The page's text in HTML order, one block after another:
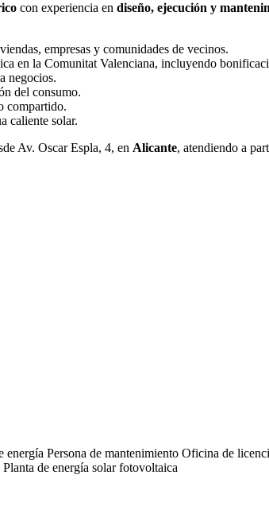
con experiencia en diseño, ejecución y
empresas y comunidades de vecinos.
en la Comunitat Valenciana, incluyendo
negocios.
del consumo.
compartido.
caliente solar.
Av. Oscar Espla, 4, en Alicante, atendiendo a
energía Persona de mantenimiento Oficina de
Planta de energía solar fotovoltaica